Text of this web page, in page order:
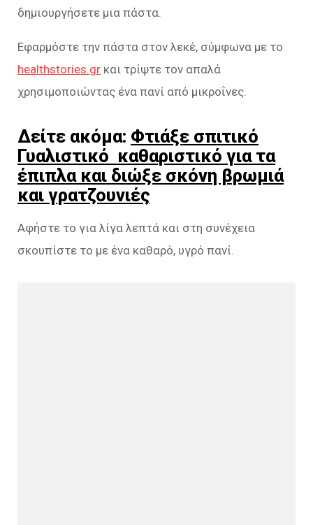
δημιουργήσετε μια πάστα.
Εφαρμόστε την πάστα στον λεκέ, σύμφωνα με το
healthstories.gr και τρίψτε τον απαλά
χρησιμοποιώντας ένα πανί από μικροΐνες.
Δείτε ακόμα: Φτιάξε σπιτικό
Γυαλιστικό καθαριστικό για τα
έπιπλα και διώξε σκόνη βρωμιά
και γρατζουνιές
Αφήστε το για λίγα λεπτά και στη συνέχεια
σκουπίστε το με ένα καθαρό, υγρό πανί.